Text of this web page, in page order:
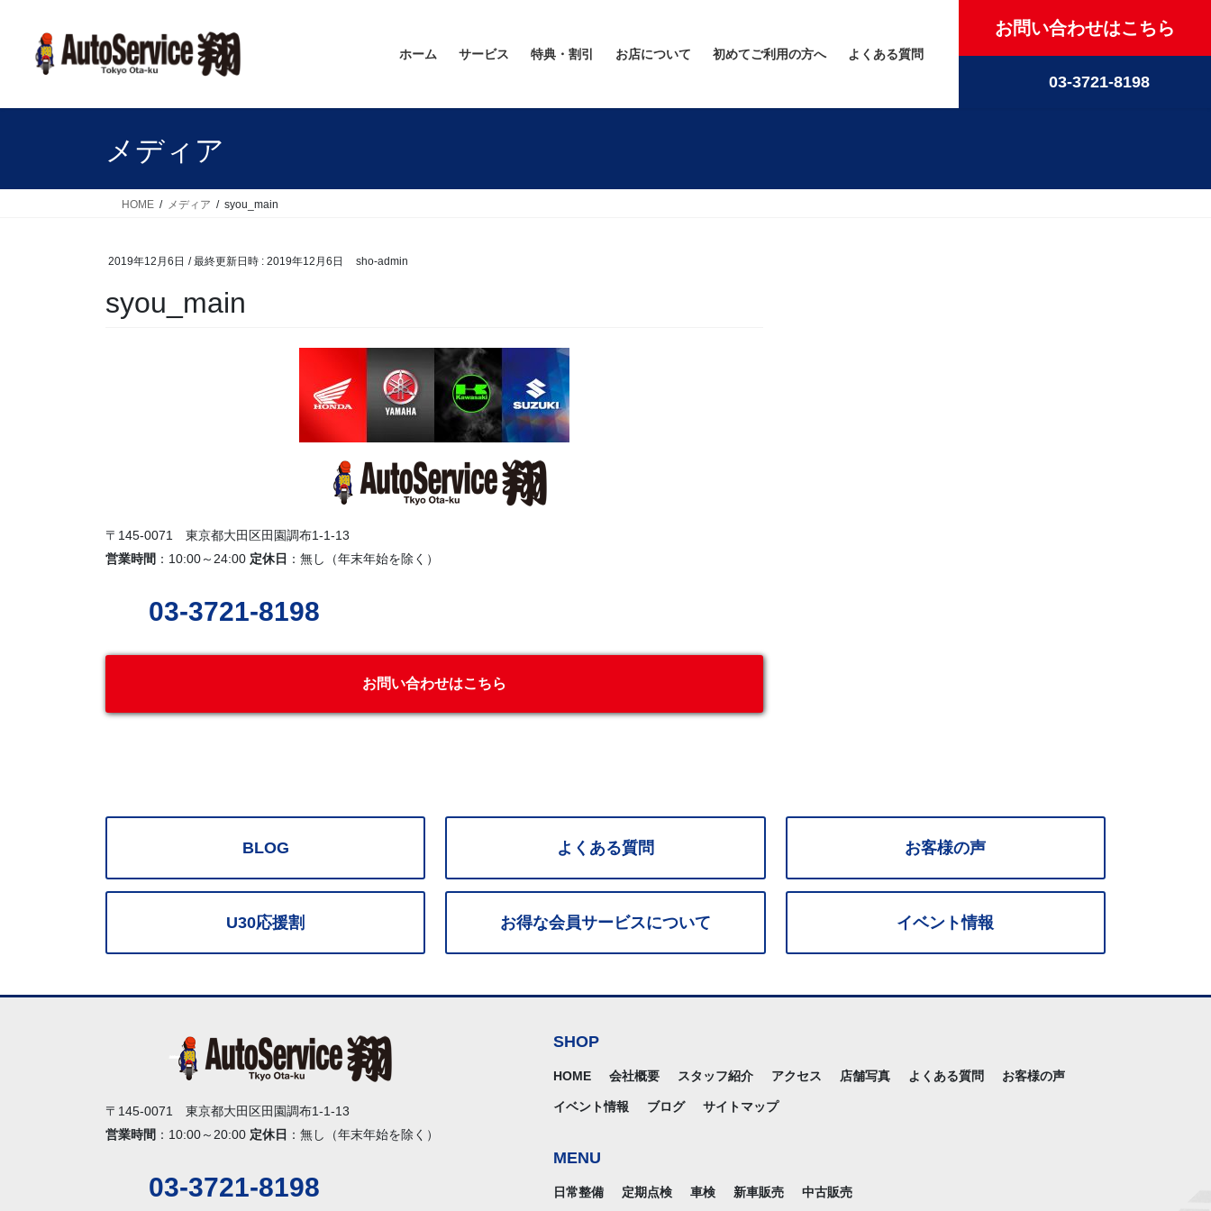
ホーム サービス 特典・割引 お店について 初めてご利用の方へ よくある質問
お問い合わせはこちら
03-3721-8198
メディア
HOME メディア syou_main
2019年12月6日 / 最終更新日時 : 2019年12月6日 sho-admin
syou_main
〒145-0071 東京都大田区田園調布1-1-13
営業時間 ：10:00～24:00 定休日 ：無し（年末年始を除く）
03-3721-8198
お問い合わせはこちら
BLOG よくある質問 お客様の声
U30応援割 お得な会員サービスについて イベント情報
〒145-0071 東京都大田区田園調布1-1-13
営業時間 ：10:00～20:00 定休日 ：無し（年末年始を除く）
03-3721-8198
SHOP
HOME 会社概要 スタッフ紹介 アクセス 店舗写真 よくある質問 お客様の声
イベント情報 ブログ サイトマップ
MENU
日常整備 定期点検 車検 新車販売 中古販売